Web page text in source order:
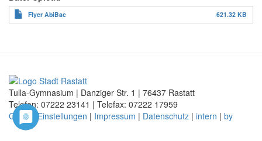
Flyer AbiBac 621.32 KB
Tulla-Gymnasium | Danziger Str. 1 | 76437 Rastatt
Telefon: 07222 23141 | Telefax: 07222 17959
Cookie-Einstellungen | Impressum | Datenschutz | intern | by